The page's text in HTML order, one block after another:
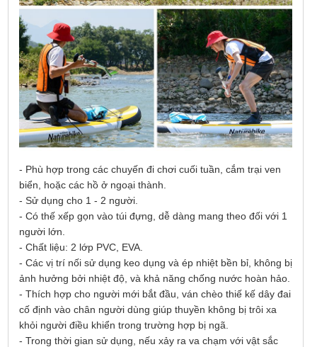
- Phù hợp trong các chuyến đi chơi cuối tuần, cắm trại ven
biển, hoặc các hồ ở ngoại thành.
- Sử dụng cho 1 - 2 người.
- Có thế xếp gọn vào túi đựng, dễ dàng mang theo đối với 1
người lớn.
- Chất liệu: 2 lớp PVC, EVA.
- Các vị trí nối sử dụng keo dụng và ép nhiệt bền bỉ, không bị
ảnh hưởng bởi nhiệt độ, và khả năng chống nước hoàn hảo.
- Thích hợp cho người mới bắt đầu, ván chèo thiế kế dây đai
cố định vào chân người dùng giúp thuyền không bị trôi xa
khỏi người điều khiển trong trường hợp bị ngã.
- Trong thời gian sử dụng, nếu xảy ra va chạm với vật sắc